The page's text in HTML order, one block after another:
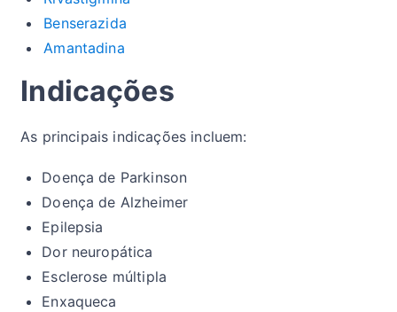
Benserazida
Amantadina
Indicações
As principais indicações incluem:
Doença de Parkinson
Doença de Alzheimer
Epilepsia
Dor neuropática
Esclerose múltipla
Enxaqueca